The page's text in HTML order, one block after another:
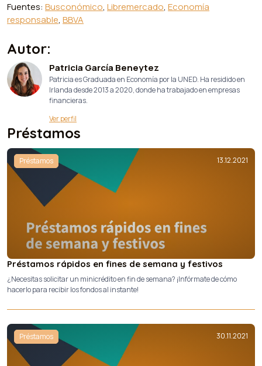
Fuentes: Busconómico, Libremercado, Economía
responsable, BBVA
Autor:
Patricia García Beneytez
Patricia es Graduada en Economía por la UNED. Ha residido en
Irlanda desde 2013 a 2020, donde ha trabajado en empresas
financieras.
Ver perfil
Préstamos
Préstamos 13.12.2021
Préstamos rápidos en fines de semana y festivos
¿Necesitas solicitar un minicrédito en fin de semana? ¡Infórmate de cómo
hacerlo para recibir los fondos al instante!
Préstamos 30.11.2021